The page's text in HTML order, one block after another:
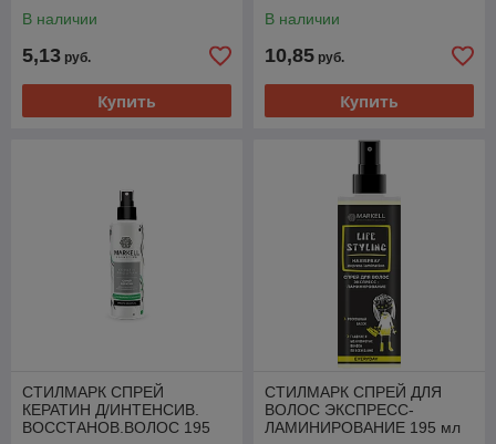
В наличии
5,13 руб.
Купить
В наличии
10,85 руб.
Купить
СТИЛМАРК СПРЕЙ
КЕРАТИН Д/ИНТЕНСИВ.
ВОССТАНОВ.ВОЛОС 195
СТИЛМАРК СПРЕЙ ДЛЯ
ВОЛОС ЭКСПРЕСС-
ЛАМИНИРОВАНИЕ 195 мл